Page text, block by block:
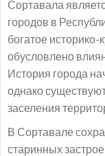
Сортавала
городов в
богатое историко-
обусловлено
История города
однако
заселения
В Сортавале
старинных